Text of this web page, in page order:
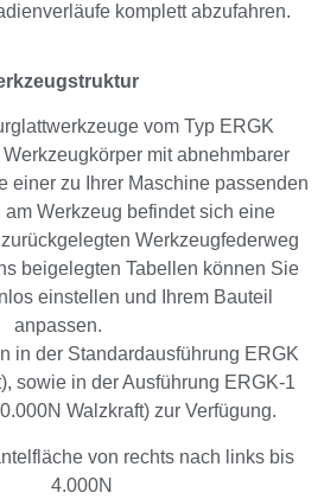
komplett abzufahren.
vom Typ ERGK
mit abnehmbarer
einer zu Ihrer Maschine passenden
Werkzeug befindet sich eine
Werkzeugfederweg
beigelegten Tabellen können Sie
einstellen und Ihrem Bauteil
anpassen.
in der Standardausführung ERGK
sowie in der Ausführung ERGK-1
Walzkraft) zur Verfügung.
von rechts nach links bis
4.000N